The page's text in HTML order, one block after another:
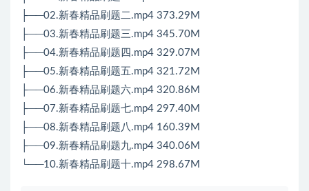
├──02.新春精品刷题二.mp4 373.29M
├──03.新春精品刷题三.mp4 345.70M
├──04.新春精品刷题四.mp4 329.07M
├──05.新春精品刷题五.mp4 321.72M
├──06.新春精品刷题六.mp4 320.86M
├──07.新春精品刷题七.mp4 297.40M
├──08.新春精品刷题八.mp4 160.39M
├──09.新春精品刷题九.mp4 340.06M
└──10.新春精品刷题十.mp4 298.67M